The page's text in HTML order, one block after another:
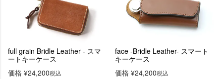
full grain Bridle Leather - スマ
ートキーケース
価格 ¥24,200税込
face -Bridle Leather- スマート
キーケース
価格 ¥24,200税込